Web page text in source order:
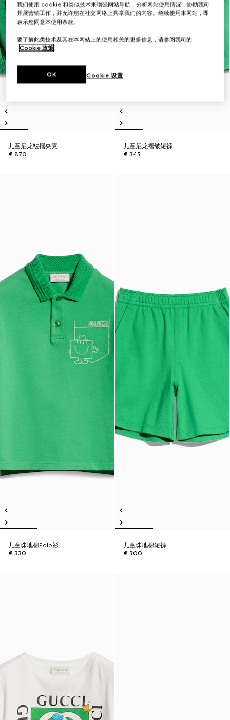
儿童尼龙皱摺夹克
€ 870
儿童尼龙褶皱短裤
€ 345
儿童珠地棉Polo衫
€ 330
儿童珠地棉短裤
€ 300
我们使用 cookie 和类似技术来增强网站导航，分析网站使用情况，协助我司
开展营销工作，并允许您在社交网络上共享我们的内容。继续使用本网站，即
表示您同意本使用条款。
要了解此类技术及其在本网站上的使用相关的更多信息，请参阅我司的
Cookie 政策。
Cookie 设置
OK